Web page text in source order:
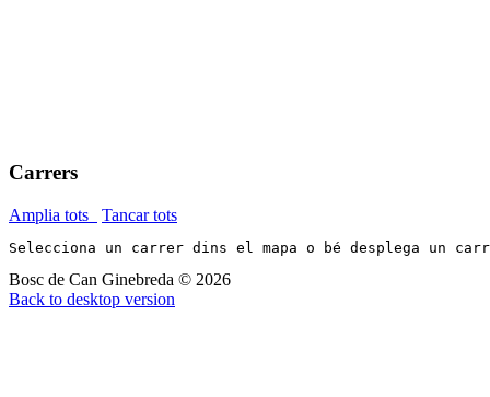
Carrers
Amplia tots Tancar tots
Selecciona un carrer dins el mapa o bé desplega un
Bosc de Can Ginebreda © 2026
Back to desktop version